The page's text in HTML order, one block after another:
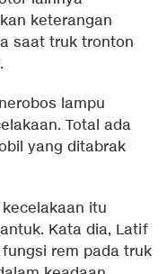
keterangan
saat truk tronton
lampu
Total ada
yang ditabrak
itu
Kata dia, Latif
rem pada truk